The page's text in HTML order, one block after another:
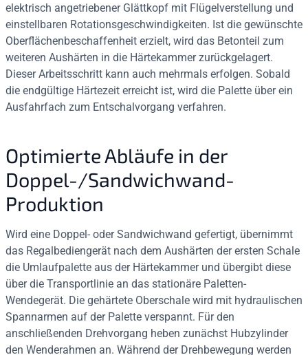
elektrisch angetriebener Glättkopf mit Flügelverstellung und
einstellbaren Rotationsgeschwindigkeiten. Ist die gewünschte
Oberflächenbeschaffenheit erzielt, wird das Betonteil zum
weiteren Aushärten in die Härtekammer zurückgelagert.
Dieser Arbeitsschritt kann auch mehrmals erfolgen. Sobald
die endgültige Härtezeit erreicht ist, wird die Palette über ein
Ausfahrfach zum Entschalvorgang verfahren.
Optimierte Abläufe in der
Doppel-/Sandwichwand-
Produktion
Wird eine Doppel- oder Sandwichwand gefertigt, übernimmt
das Regalbediengerät nach dem Aushärten der ersten Schale
die Umlaufpalette aus der Härtekammer und übergibt diese
über die Transportlinie an das stationäre Paletten-
Wendegerät. Die gehärtete Oberschale wird mit hydraulischen
Spannarmen auf der Palette verspannt. Für den
anschließenden Drehvorgang heben zunächst Hubzylinder
den Wenderahmen an. Während der Drehbewegung werden